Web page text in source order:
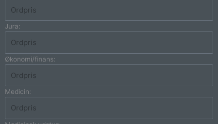
Jura:
Økonomi/finans:
Medicin: